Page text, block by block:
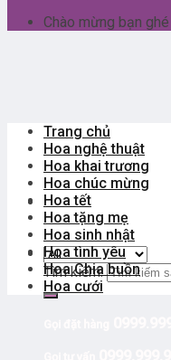
Chào mừng bạn
Tìm kiếm:
Trang chủ
Hoa nghệ thuật
Hoa khai trương
Hoa chúc mừng
Hoa tết
Hoa tặng mẹ
Hoa sinh nhật
Hoa tình yêu
Hoa Chia buồn
Hoa cưới